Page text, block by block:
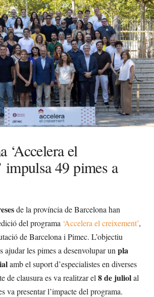
‘Accelera el
impulsa 49 pimes a
de la província de Barcelona han
del programa ‘Accelera el creixement’,
de Barcelona i Pimec. L’objectiu
ajudar les pimes a desenvolupar un pla
amb el suport d’especialistes en diverses
de clausura es va realitzar el 8 de juliolal
va presentar l’impacte del programa.